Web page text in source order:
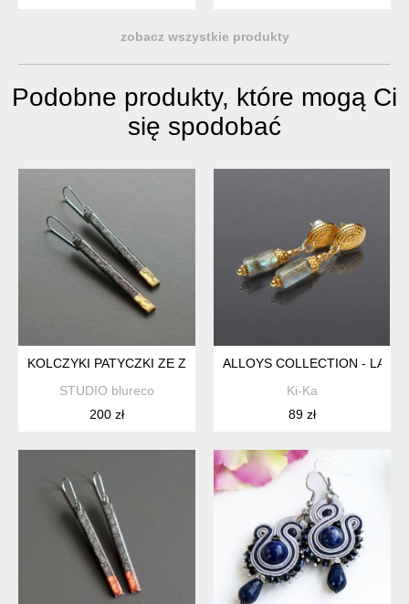
zobacz wszystkie produkty
Podobne produkty, które mogą Ci
się spodobać
KOLCZYKI PATYCZKI ZE ZŁOTYM AKCENTEM, KOLEKCJA
STUDIO blureco
200 zł
ALLOYS COLLECTION -
Ki-Ka
89 zł